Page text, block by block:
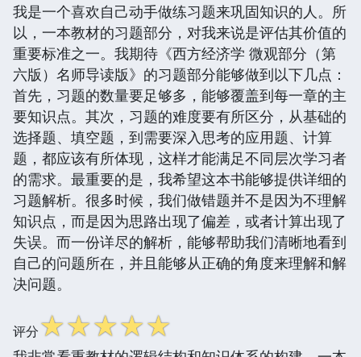
我是一个喜欢自己动手做练习题来巩固知识的人。所
以，一本教材的习题部分，对我来说是评估其价值的
重要标准之一。我期待《西方经济学 微观部分（第
六版）名师导读版》的习题部分能够做到以下几点：
首先，习题的数量要足够多，能够覆盖到每一章的主
要知识点。其次，习题的难度要有所区分，从基础的
选择题、填空题，到需要深入思考的应用题、计算
题，都应该有所体现，这样才能满足不同层次学习者
的需求。最重要的是，我希望这本书能够提供详细的
习题解析。很多时候，我们做错题并不是因为不理解
知识点，而是因为思路出现了偏差，或者计算出现了
失误。而一份详尽的解析，能够帮助我们清晰地看到
自己的问题所在，并且能够从正确的角度来理解和解
决问题。
评分☆☆☆☆☆